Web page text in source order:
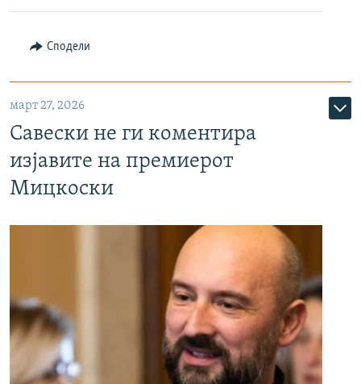
Сподели
март 27, 2026
Савески не ги коментира
изјавите на премиерот
Мицкоски